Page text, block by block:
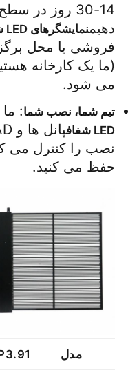
دهیمنمایشگرهای LED شفاف
می شود.
تیم شما، نصب شما:
LED شفاف
حفظ می کنید.
مدل